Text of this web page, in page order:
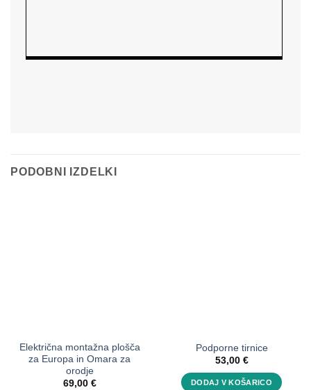
PODOBNI IZDELKI
Električna montažna plošča
za Europa in Omara za
orodje
69,00 €
Podporne tirnice
53,00 €
DODAJ V KOŠARICO